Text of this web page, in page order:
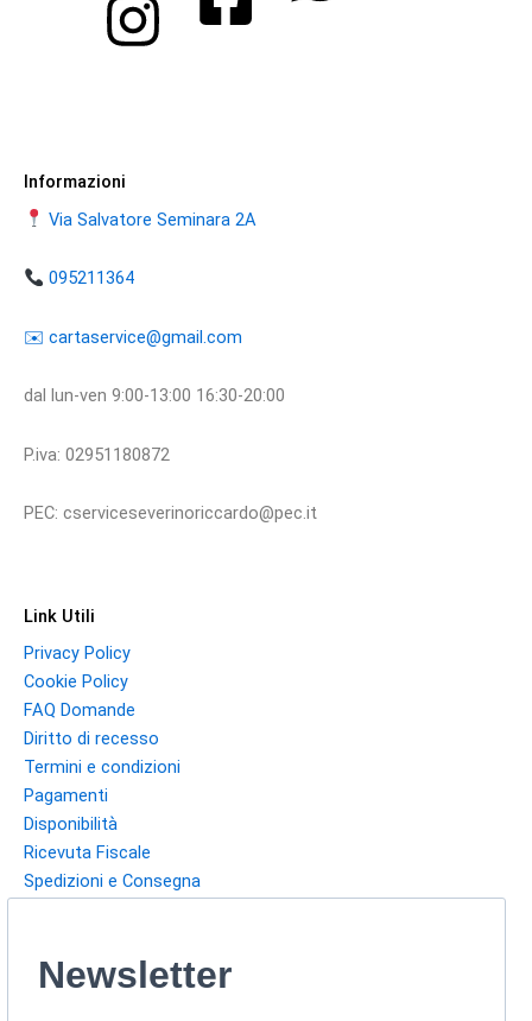
Informazioni
Via Salvatore Seminara 2A
095211364
​​✉️ ​cartaservice@gmail.com
dal lun-ven 9:00-13:00 16:30-20:00
P.iva: 02951180872
PEC: cserviceseverinoriccardo@pec.it
Link Utili
Privacy Policy
Cookie Policy
FAQ Domande
Diritto di recesso
Termini e condizioni
Pagamenti
Disponibilità
Ricevuta Fiscale
Spedizioni e Consegna
Newsletter